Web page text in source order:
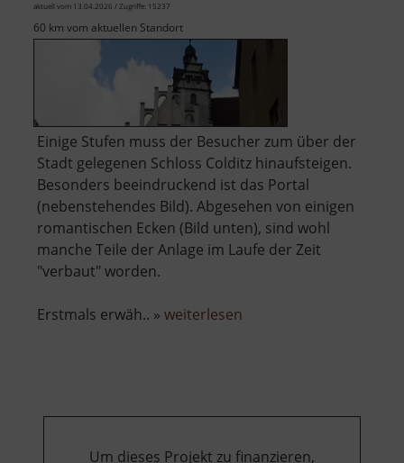
aktuell vom 13.04.2026 / Zugriffe: 15237
60 km vom aktuellen Standort
Einige Stufen muss der Besucher zum über der
Stadt gelegenen Schloss Colditz hinaufsteigen.
Besonders beeindruckend ist das Portal
(nebenstehendes Bild). Abgesehen von einigen
romantischen Ecken (Bild unten), sind wohl
manche Teile der Anlage im Laufe der Zeit
"verbaut" worden.
Erstmals erwäh.. » weiterlesen
Um dieses Projekt zu finanzieren,